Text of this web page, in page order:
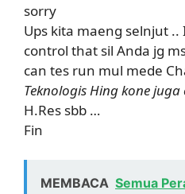
sorry
Ups kita maeng selnjut
control that sil Anda jg
can tes run mul mede
Teknologis Hing kone
H.Res sbb …
Fin
MEMBACA Semua